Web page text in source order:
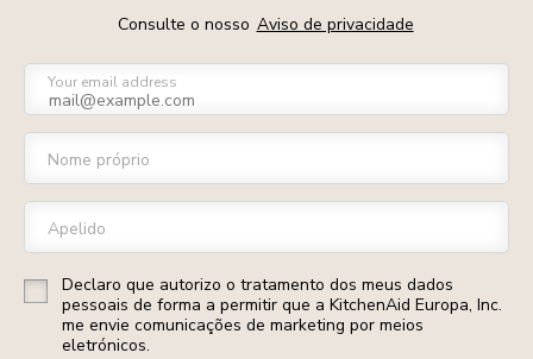
Consulte o nosso Aviso de privacidade
Your email address
Nome próprio
Apelido
Declaro que autorizo o tratamento dos meus dados
pessoais de forma a permitir que a KitchenAid Europa, Inc.
me envie comunicações de marketing por meios
eletrónicos.